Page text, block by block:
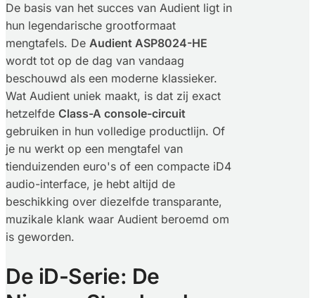
De basis van het succes van Audient ligt in
hun legendarische grootformaat
mengtafels. De Audient ASP8024-HE
wordt tot op de dag van vandaag
beschouwd als een moderne klassieker.
Wat Audient uniek maakt, is dat zij exact
hetzelfde Class-A console-circuit
gebruiken in hun volledige productlijn. Of
je nu werkt op een mengtafel van
tienduizenden euro's of een compacte iD4
audio-interface, je hebt altijd de
beschikking over diezelfde transparante,
muzikale klank waar Audient beroemd om
is geworden.
De iD-Serie: De